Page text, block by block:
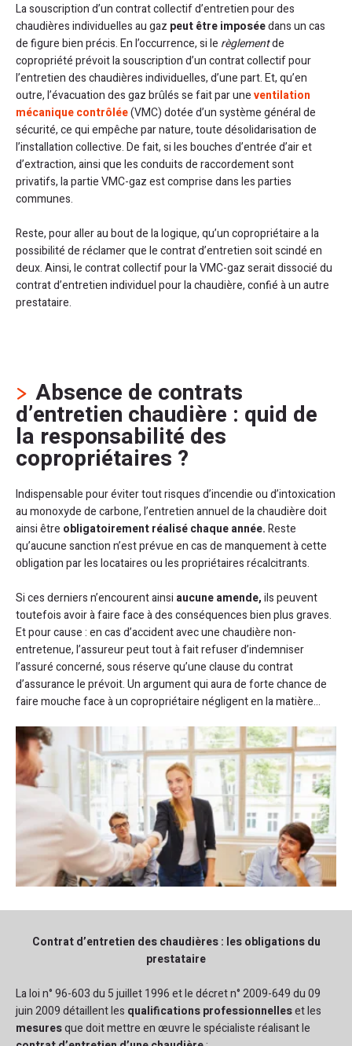
La souscription d’un contrat collectif d’entretien pour des
chaudières individuelles au gaz peut être imposéedans un cas
de figure bien précis. En l’occurrence, si le règlementde
copropriété prévoit la souscription d’un contrat collectif pour
l’entretien des chaudières individuelles, d’une part. Et, qu’en
outre, l’évacuation des gaz brûlés se fait par uneventilation
mécanique contrôlée(VMC) dotée d’un système général de
sécurité, ce qui empêche par nature, toute désolidarisation de
l’installation collective. De fait, si les bouches d’entrée d’air et
d’extraction, ainsi que les conduits de raccordement sont
privatifs, la partie VMC-gaz est comprise dans les parties
communes.
Reste, pour aller au bout de la logique, qu’un copropriétaire a la
possibilité de réclamer que le contrat d’entretien soit scindé en
deux. Ainsi, le contrat collectif pour la VMC-gaz serait dissocié du
contrat d’entretien individuel pour la chaudière, confié à un autre
prestataire.
Absence de contrats
d’entretien chaudière : quid de
la responsabilité des
copropriétaires ?
Indispensable pour éviter tout risques d’incendie ou d’intoxication
au monoxyde de carbone, l’entretien annuel de la chaudière doit
ainsi être obligatoirement réalisé chaque année.Reste
qu’aucune sanction n’est prévue en cas de manquement à cette
obligation par les locataires ou les propriétaires récalcitrants.
Si ces derniers n’encourent ainsi aucune amende,ils peuvent
toutefois avoir à faire face à des conséquences bien plus graves.
Et pour cause : en cas d’accident avec une chaudière non-
entretenue, l’assureur peut tout à fait refuser d’indemniser
l’assuré concerné, sous réserve qu’une clause du contrat
d’assurance le prévoit. Un argument qui aura de forte chance de
faire mouche face à un copropriétaire négligent en la matière…
Contrat d’entretien des chaudières : les obligations du
prestataire
La loi n° 96-603 du 5 juillet 1996 et le décret n° 2009-649 du 09
juin 2009 détaillent les qualifications professionnelleset les
mesuresque doit mettre en œuvre le spécialiste réalisant le